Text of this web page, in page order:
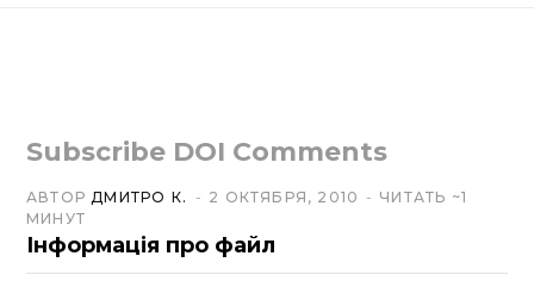
)
Subscribe DOI Comments
АВТОРДМИТРО К. 2 ОКТЯБРЯ, 2010
ЧИТАТЬ ~1
МИНУТ
Інформація про файл